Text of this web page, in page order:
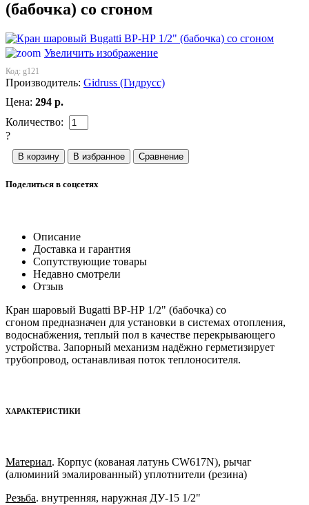
(бабочка) со сгоном
Увеличить изображение
Код: g121
Производитель: Gidruss (Гидрусс)
Цена: 294 р.
Количество:
?
Поделиться в соцсетях
Описание
Доставка и гарантия
Сопутствующие товары
Недавно смотрели
Отзыв
Кран шаровый Bugatti ВР-НР 1/2" (бабочка) со
сгоном предназначен для установки в системах отопления,
водоснабжения, теплый пол в качестве перекрывающего
устройства. Запорный механизм надёжно герметизирует
трубопровод, останавливая поток теплоносителя.
ХАРАКТЕРИСТИКИ
Материал. Корпус (кованая латунь CW617N), рычаг
(алюминий эмалированный) уплотнители (резина)
Резьба. внутренняя, наружная ДУ-15 1/2"